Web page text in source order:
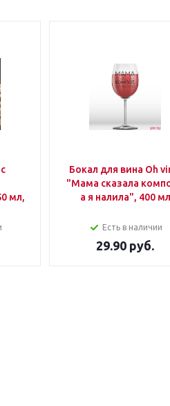
мл,
Бокал для вина Oh
"Мама сказала
а я налила", 400 мл
Есть в наличии
29.90 руб.